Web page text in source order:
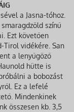
a Jasna-tóhoz.
színű
Ezt követően
Tirol vidékére. San
a lenyűgöző
hütte is
a bobozást
Ez a lefelé
Mindenkinek
összesen kb. 3,5